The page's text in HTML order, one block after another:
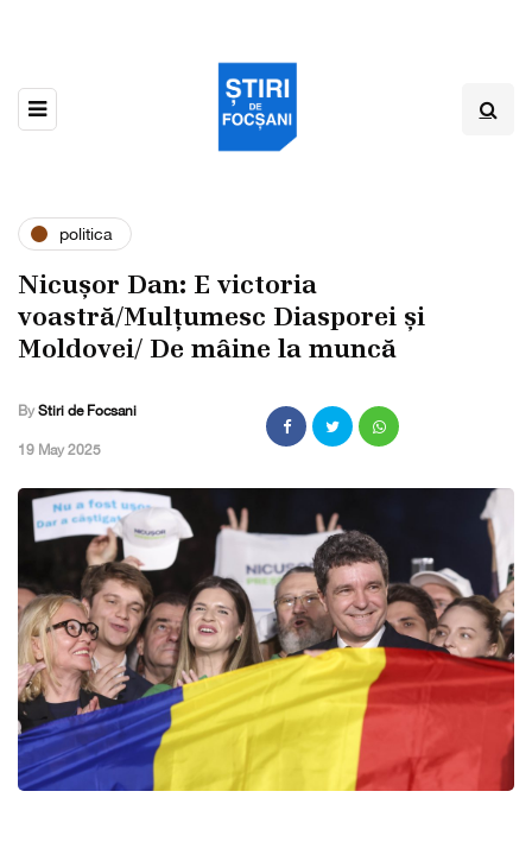
politica
Nicușor Dan: E victoria
voastră/Mulțumesc Diasporei și
Moldovei/ De mâine la muncă
By Stiri de Focsani
,19 May 2025